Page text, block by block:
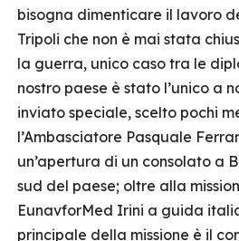
bisogna dimenticare il lavoro
Tripoli che non è mai stata
la guerra, unico caso tra le
nostro paese è stato l’unico a
inviato speciale, scelto pochi
l’Ambasciatore Pasquale
un’apertura di un consolato a
sud del paese; oltre alla
EunavforMed Irini a guida
principale della missione è il